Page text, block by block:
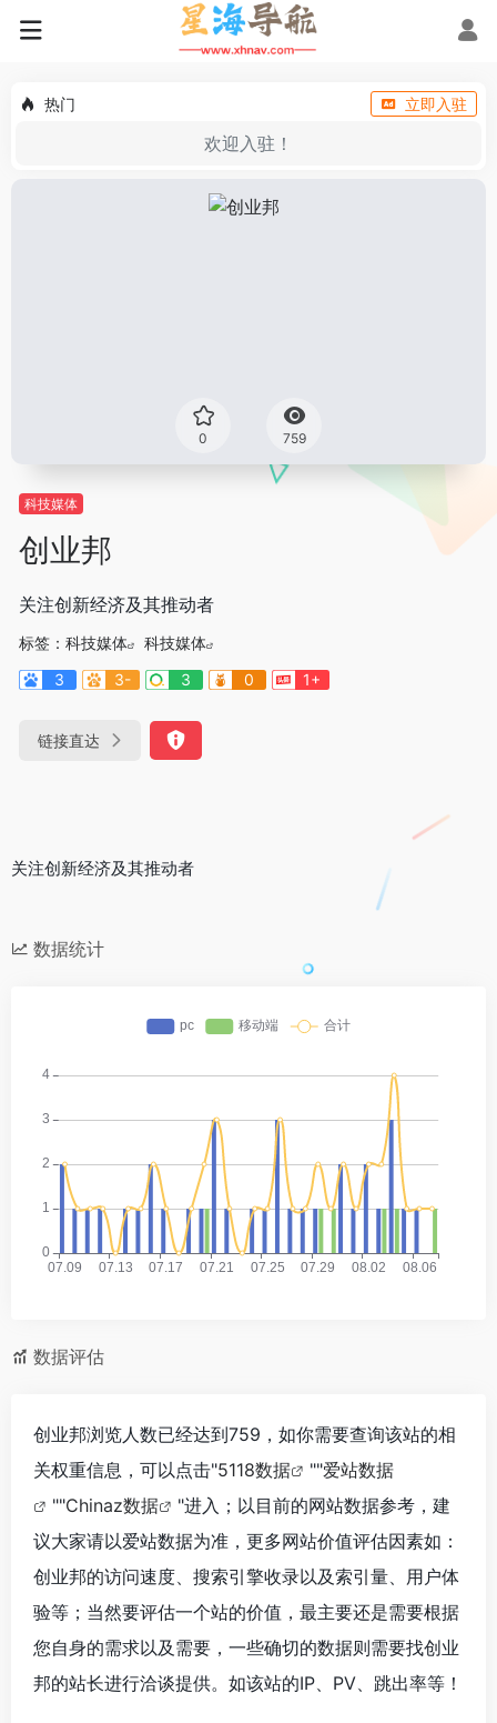
热门 立即入驻
欢迎入驻！
0 759
科技媒体
创业邦
关注创新经济及其推动者
标签： 科技媒体
科技媒体
3
3- 3 0 1+
链接直达
关注创新经济及其推动者
数据统计
数据评估
创业邦浏览人数已经达到759，如你需要查询该站的相
关权重信息，可以点击"5118数据 ""爱站数据
""Chinaz数据
"进入；以目前的网站数据参考，建
议大家请以爱站数据为准，更多网站价值评估因素如：
创业邦的访问速度、搜索引擎收录以及索引量、用户体
验等；当然要评估一个站的价值，最主要还是需要根据
您自身的需求以及需要，一些确切的数据则需要找创业
邦的站长进行洽谈提供。如该站的IP、PV、跳出率等！